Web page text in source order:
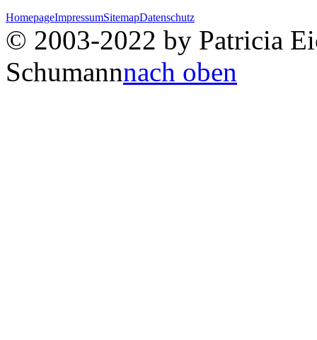
HomepageImpressumSitemapDatenschutz
© 2003-2022 by Patricia
Schumannnach oben